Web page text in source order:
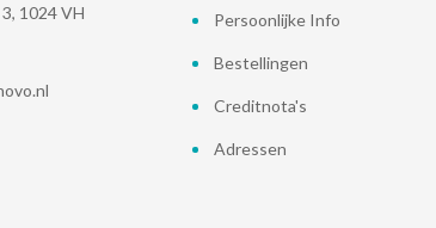
1024 VH
Persoonlijke Info
Bestellingen
Creditnota's
Adressen